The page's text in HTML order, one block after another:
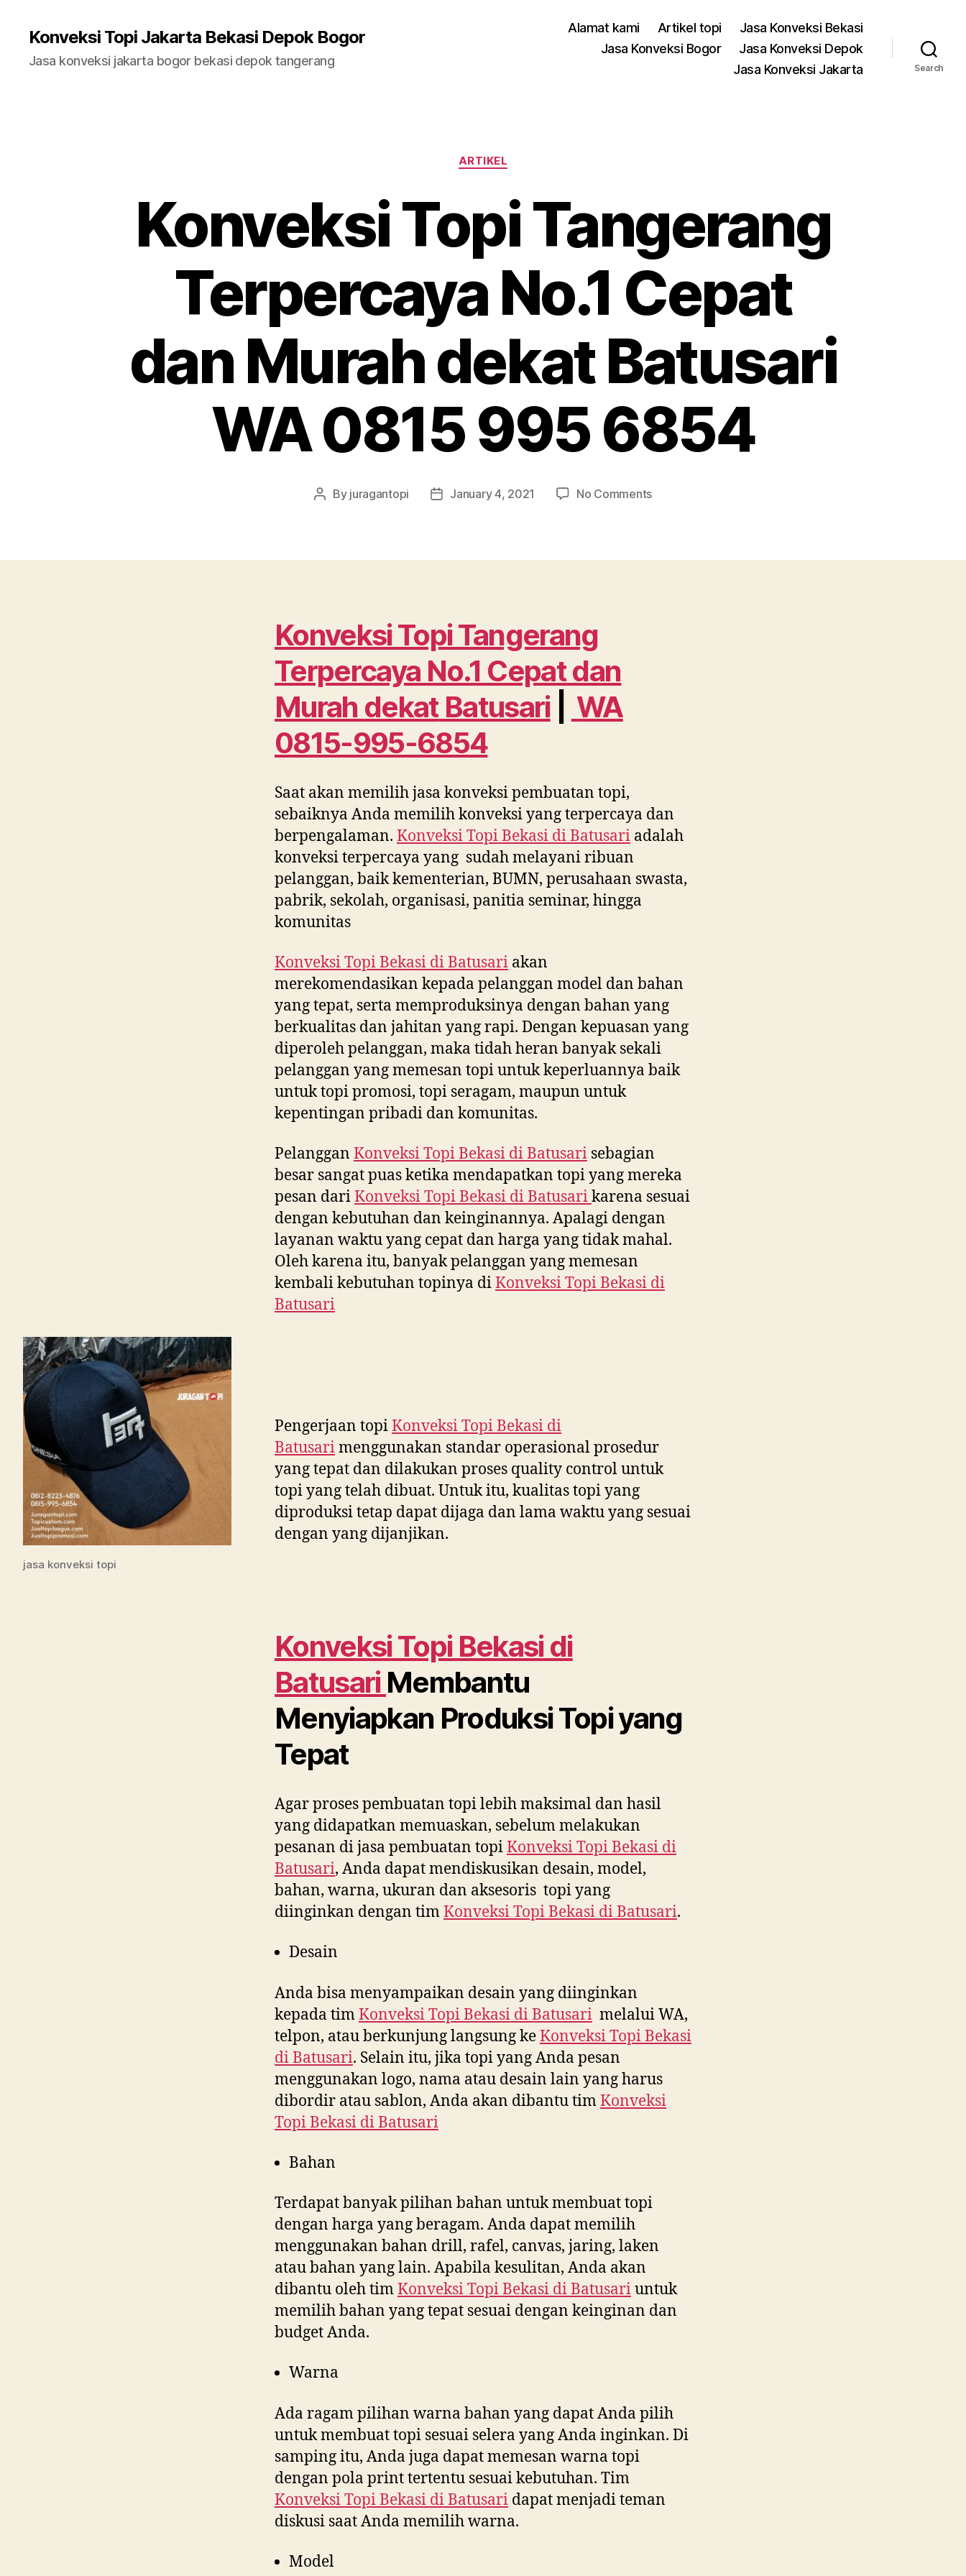
Konveksi Topi Jakarta Bekasi Depok Bogor
Jasa konveksi jakarta bogor bekasi depok tangerang
Alamat kami Artikel topi
Jasa Konveksi Bekasi
Jasa Konveksi Bogor
Jasa Konveksi Depok
Jasa Konveksi Jakarta
Search
Categories
ARTIKEL
Konveksi Topi Tangerang
Terpercaya No.1 Cepat
dan Murah dekat Batusari
WA 0815 995 6854
Post
By juragantopi
PostJanuary 4, 2021 No Commentson
Terpercaya
Konveksi Topi Tangerang
Terpercaya No.1 Cepat dan
Murah dekatBatusari|
WA
0815-995-6854
Saat akan memilih jasa konveksi pembuatan topi,
sebaiknya Anda memilih konveksi yang terpercaya dan
berpengalaman. Konveksi Topi Bekasi diBatusari adalah
konveksi terpercaya yang sudah melayani ribuan
pelanggan, baik kementerian, BUMN, perusahaan swasta,
pabrik, sekolah, organisasi, panitia seminar, hingga
komunitas
Konveksi Topi Bekasi diBatusari akan
merekomendasikan kepada pelanggan model dan bahan
yang tepat, serta memproduksinya dengan bahan yang
berkualitas dan jahitan yang rapi. Dengan kepuasan yang
diperoleh pelanggan, maka tidah heran banyak sekali
pelanggan yang memesan topi untuk keperluannya baik
untuk topi promosi, topi seragam, maupun untuk
kepentingan pribadi dan komunitas.
Pelanggan Konveksi Topi Bekasi diBatusari sebagian
besar sangat puas ketika mendapatkan topi yang mereka
pesan dariKonveksi Topi Bekasi diBatusarikarena sesuai
dengan kebutuhan dan keinginannya. Apalagi dengan
layanan waktu yang cepat dan harga yang tidak mahal.
Oleh karena itu, banyak pelanggan yang memesan
kembali kebutuhan topinya diKonveksi Topi Bekasi di
Batusari
jasa konveksi topi
Pengerjaan topiKonveksi Topi Bekasi di
Batusarimenggunakan standar operasional prosedur
yang tepat dan dilakukan proses quality control untuk
topi yang telah dibuat. Untuk itu, kualitas topi yang
diproduksi tetap dapat dijaga dan lama waktu yang sesuai
dengan yang dijanjikan.
Konveksi Topi Bekasi di
Batusari Membantu
Menyiapkan Produksi Topi yang
Tepat
Agar proses pembuatan topi lebih maksimal dan hasil
yang didapatkan memuaskan, sebelum melakukan
pesanan di jasa pembuatan topiKonveksi Topi Bekasi di
Batusari, Anda dapat mendiskusikan desain, model,
bahan, warna, ukuran dan aksesoris topi yang
diinginkan dengan timKonveksi Topi Bekasi diBatusari.
Desain
Anda bisa menyampaikan desain yang diinginkan
kepada timKonveksi Topi Bekasi diBatusari melalui WA,
telpon, atau berkunjung langsung keKonveksi Topi Bekasi
diBatusari. Selain itu, jika topi yang Anda pesan
menggunakan logo, nama atau desain lain yang harus
dibordir atau sablon, Anda akan dibantu timKonveksi
Topi Bekasi diBatusari
Bahan
Terdapat banyak pilihan bahan untuk membuat topi
dengan harga yang beragam. Anda dapat memilih
menggunakan bahan drill, rafel, canvas, jaring, laken
atau bahan yang lain. Apabila kesulitan, Anda akan
dibantu oleh timKonveksi Topi Bekasi diBatusariuntuk
memilih bahan yang tepat sesuai dengan keinginan dan
budget Anda.
Warna
Ada ragam pilihan warna bahan yang dapat Anda pilih
untuk membuat topi sesuai selera yang Anda inginkan. Di
samping itu, Anda juga dapat memesan warna topi
dengan pola print tertentu sesuai kebutuhan. Tim
Konveksi Topi Bekasi diBatusari dapat menjadi teman
diskusi saat Anda memilih warna.
Model